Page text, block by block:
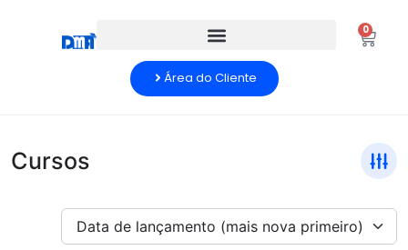
0
Área do Cliente
Cursos
Data de lançamento (mais nova primeiro)